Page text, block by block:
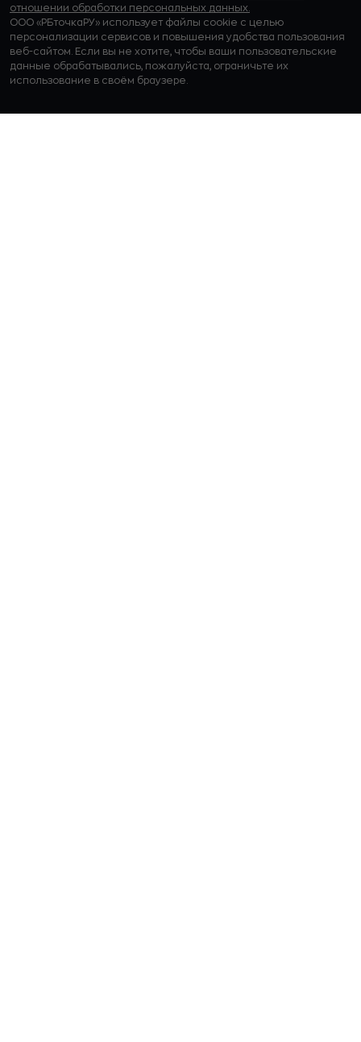
отношении обработки персональных данных.
ООО «РБточкаРУ» использует файлы cookie с целью
персонализации сервисов и повышения удобства пользования
веб-сайтом. Если вы не хотите, чтобы ваши пользовательские
данные обрабатывались, пожалуйста, ограничьте их
использование в своём браузере.